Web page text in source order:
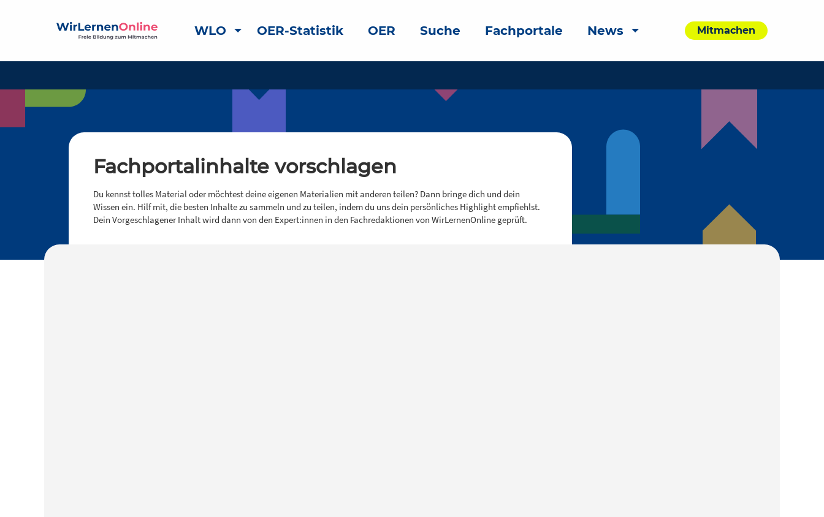
WLO OER-Statistik OER Suche Fachportale News Mitmachen
Fachportalinhalte vorschlagen
Du kennst tolles Material oder möchtest deine eigenen Materialien mit anderen teilen? Dann bringe dich und dein
Wissen ein. Hilf mit, die besten Inhalte zu sammeln und zu teilen, indem du uns dein persönliches Highlight empfiehlst.
Dein Vorgeschlagener Inhalt wird dann von den Expert:innen in den Fachredaktionen von WirLernenOnline geprüft.